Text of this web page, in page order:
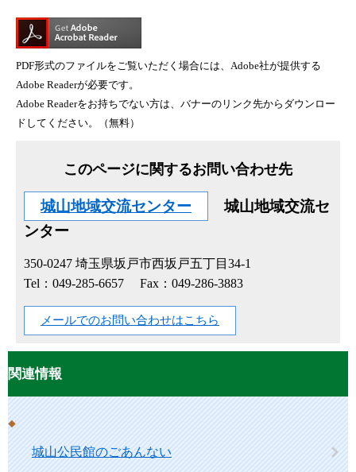
PDF形式のファイルをご覧いただく場合には、Adobe社が提供する
Adobe Readerが必要です。
Adobe Readerをお持ちでない方は、バナーのリンク先からダウンロー
ドしてください。（無料）
このページに関するお問い合わせ先
城山地域交流センター
城山地域交流セ
ンター
350-0247 埼玉県坂戸市西坂戸五丁目34-1
Tel：049-285-6657
Fax：049-286-3883
メールでのお問い合わせはこちら
関連情報
城山公民館のごあんない